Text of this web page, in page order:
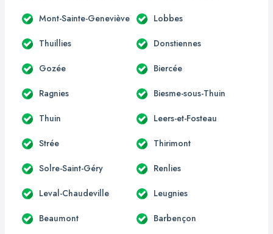
Mont-Sainte-Geneviève Lobbes
Thuillies Donstiennes
Gozée Biercée
Ragnies Biesme-sous-Thuin
Thuin Leers-et-Fosteau
Strée Thirimont
Solre-Saint-Géry Renlies
Leval-Chaudeville Leugnies
Beaumont Barbençon